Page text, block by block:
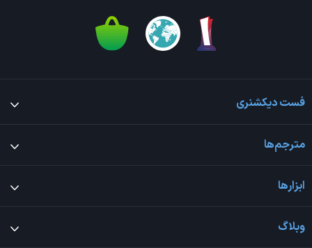
فست دیکشنری
مترجم‌ها
ابزارها
وبلاگ